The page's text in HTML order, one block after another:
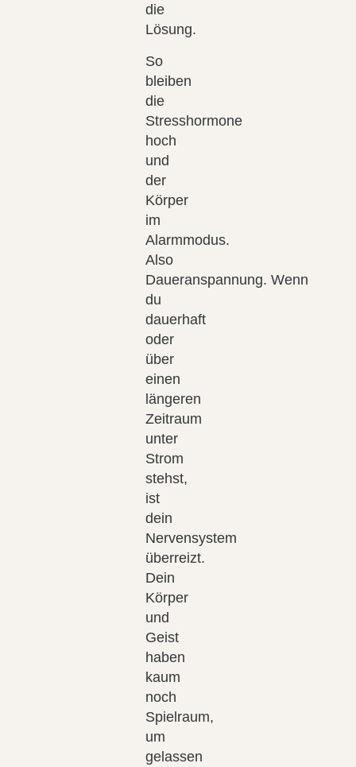
die
Lösung.
So
bleiben
die
Stresshormone
hoch
und
der
Körper
im
Alarmmodus.
Also
Daueranspannung. Wenn
du
dauerhaft
oder
über
einen
längeren
Zeitraum
unter
Strom
stehst,
ist
dein
Nervensystem
überreizt.
Dein
Körper
und
Geist
haben
kaum
noch
Spielraum,
um
gelassen